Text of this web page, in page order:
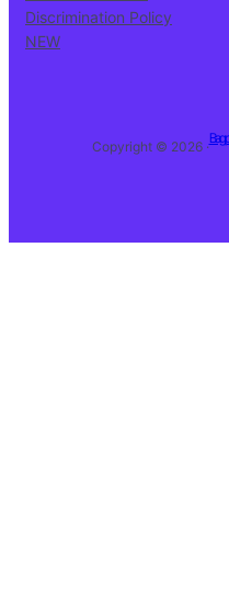
Discrimination Policy
NEW
Copyright © 2026 ·